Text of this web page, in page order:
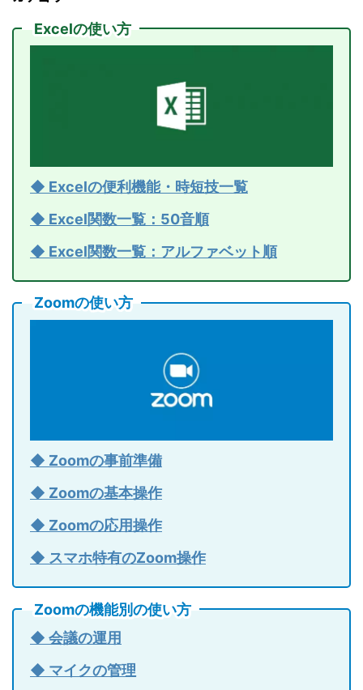
Excelの使い方
◆ Excelの便利機能・時短技一覧
◆ Excel関数一覧：50音順
◆ Excel関数一覧：アルファベット順
Zoomの使い方
◆ Zoomの事前準備
◆ Zoomの基本操作
◆ Zoomの応用操作
◆ スマホ特有のZoom操作
Zoomの機能別の使い方
◆ 会議の運用
◆ マイクの管理